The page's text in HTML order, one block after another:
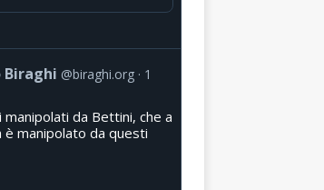
@biraghi.org
1
manipolati da Bettini, che a
è manipolato da questi